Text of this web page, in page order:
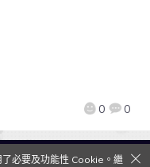
0 0
必要及功能性 Cookie。繼